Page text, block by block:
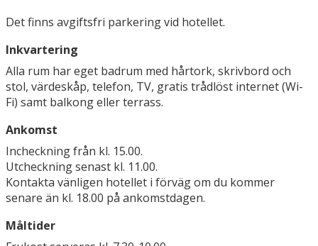
Det finns avgiftsfri parkering vid hotellet.
Inkvartering
Alla rum har eget badrum med hårtork, skrivbord och
stol, värdeskåp, telefon, TV, gratis trådlöst internet (Wi-
Fi) samt balkong eller terrass.
Ankomst
Incheckning från kl. 15.00.
Utcheckning senast kl. 11.00.
Kontakta vänligen hotellet i förväg om du kommer
senare än kl. 18.00 på ankomstdagen.
Måltider